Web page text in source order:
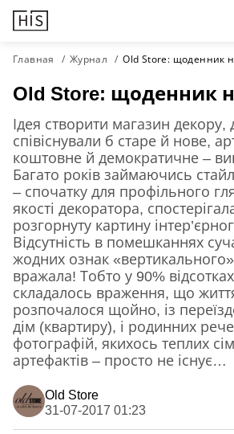
Главная Журнал Old Store: щоденник
Old Store: щоденник
Ідея створити магазин декору,
співіснували б старе й нове,
коштовне й демократичне –
Багато років займаючись
– спочатку для профільного
якості декоратора,
розгорнуту картину
Відсутність в помешканнях
жодних ознак
вражала! Тобто у 90%
складалось враження, що
розпочалося щойно, із
дім (квартиру), і родинних
фотографій, якихось теплих
артефактів – просто не існує…
Old Store
31-07-2017 01:23